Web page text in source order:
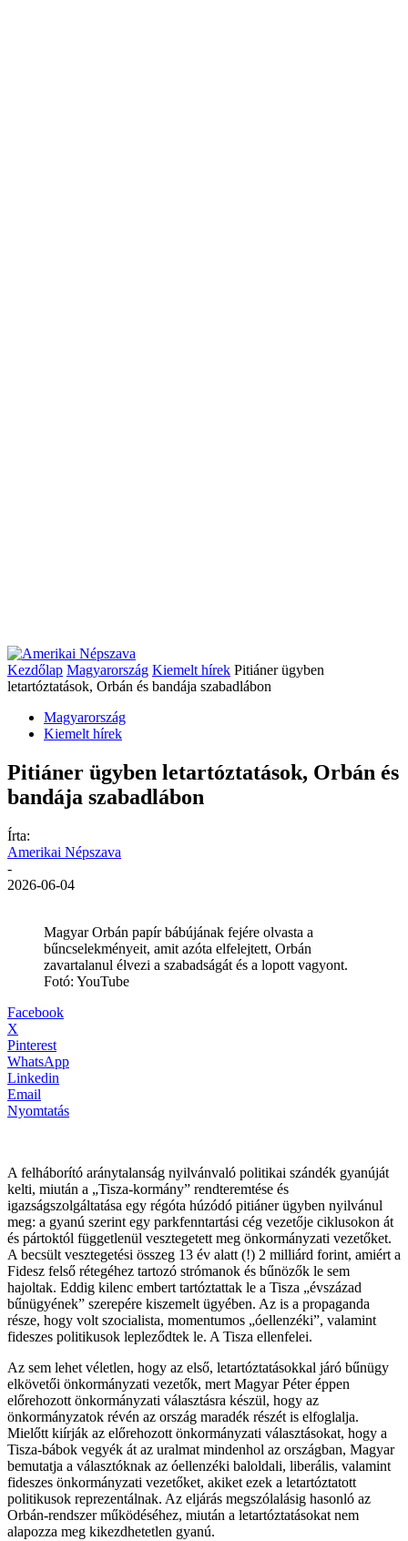
Kezdőlap Magyarország Kiemelt hírek Pitiáner ügyben
letartóztatások, Orbán és bandája szabadlábon
Magyarország
Kiemelt hírek
Pitiáner ügyben letartóztatások, Orbán és
bandája szabadlábon
Írta:
Amerikai Népszava
-
2026-06-04
Magyar Orbán papír bábújának fejére olvasta a
bűncselekményeit, amit azóta elfelejtett, Orbán
zavartalanul élvezi a szabadságát és a lopott vagyont.
Fotó: YouTube
Facebook
X
Pinterest
WhatsApp
Linkedin
Email
Nyomtatás
A felháborító aránytalanság nyilvánvaló politikai szándék gyanúját
kelti, miután a „Tisza-kormány” rendteremtése és
igazságszolgáltatása egy régóta húzódó pitiáner ügyben nyilvánul
meg: a gyanú szerint egy parkfenntartási cég vezetője ciklusokon át
és pártoktól függetlenül vesztegetett meg önkormányzati vezetőket.
A becsült vesztegetési összeg 13 év alatt (!) 2 milliárd forint, amiért a
Fidesz felső rétegéhez tartozó strómanok és bűnözők le sem
hajoltak. Eddig kilenc embert tartóztattak le a Tisza „évszázad
bűnügyének” szerepére kiszemelt ügyében. Az is a propaganda
része, hogy volt szocialista, momentumos „óellenzéki”, valamint
fideszes politikusok lepleződtek le. A Tisza ellenfelei.
Az sem lehet véletlen, hogy az első, letartóztatásokkal járó bűnügy
elkövetői önkormányzati vezetők, mert Magyar Péter éppen
előrehozott önkormányzati választásra készül, hogy az
önkormányzatok révén az ország maradék részét is elfoglalja.
Mielőtt kiírják az előrehozott önkormányzati választásokat, hogy a
Tisza-bábok vegyék át az uralmat mindenhol az országban, Magyar
bemutatja a választóknak az óellenzéki baloldali, liberális, valamint
fideszes önkormányzati vezetőket, akiket ezek a letartóztatott
politikusok reprezentálnak. Az eljárás megszólalásig hasonló az
Orbán-rendszer működéséhez, miután a letartóztatásokat nem
alapozza meg kikezdhetetlen gyanú.